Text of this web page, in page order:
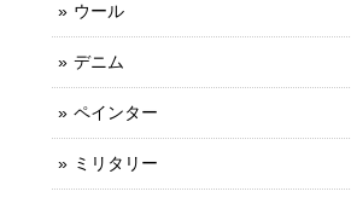
ウール
デニム
ペインター
ミリタリー